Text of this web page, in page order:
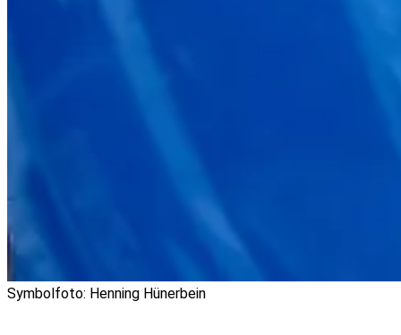
Symbolfoto: Henning Hünerbein